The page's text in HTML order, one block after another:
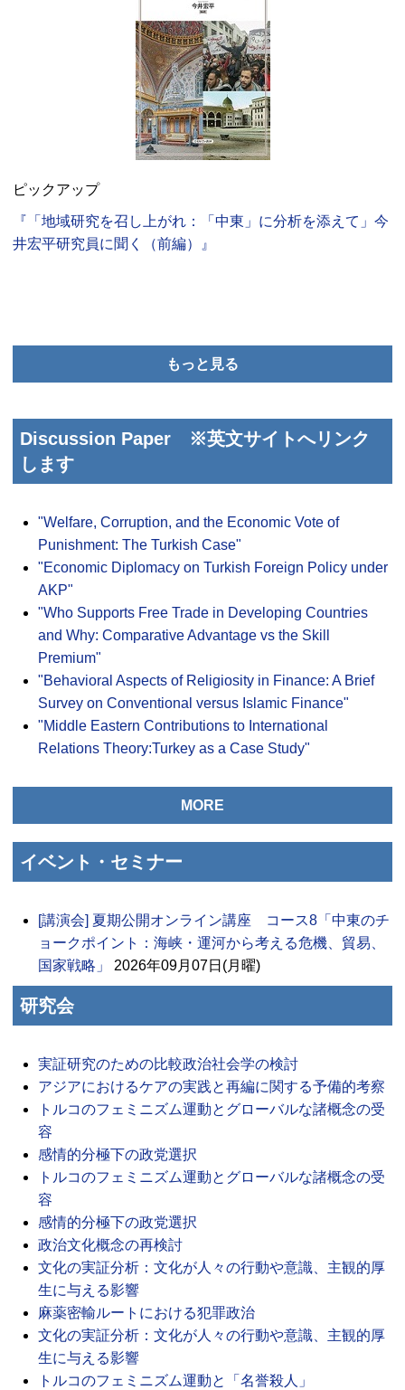
ピックアップ
『「地域研究を召し上がれ：「中東」に分析を添えて」今
井宏平研究員に聞く（前編）』
もっと見る
Discussion Paper ※英文サイトへリンク
します
"Welfare, Corruption, and the Economic Vote of
Punishment: The Turkish Case"
"Economic Diplomacy on Turkish Foreign Policy under
AKP"
"Who Supports Free Trade in Developing Countries
and Why: Comparative Advantage vs the Skill
Premium"
"Behavioral Aspects of Religiosity in Finance: A Brief
Survey on Conventional versus Islamic Finance"
"Middle Eastern Contributions to International
Relations Theory:Turkey as a Case Study"
MORE
イベント・セミナー
[講演会] 夏期公開オンライン講座 コース8「中東のチ
ョークポイント：海峡・運河から考える危機、貿易、
国家戦略」
2026年09月07日(月曜)
研究会
実証研究のための比較政治社会学の検討
アジアにおけるケアの実践と再編に関する予備的考察
トルコのフェミニズム運動とグローバルな諸概念の受
容
感情的分極下の政党選択
トルコのフェミニズム運動とグローバルな諸概念の受
容
感情的分極下の政党選択
政治文化概念の再検討
文化の実証分析：文化が人々の行動や意識、主観的厚
生に与える影響
麻薬密輸ルートにおける犯罪政治
文化の実証分析：文化が人々の行動や意識、主観的厚
生に与える影響
トルコのフェミニズム運動と「名誉殺人」